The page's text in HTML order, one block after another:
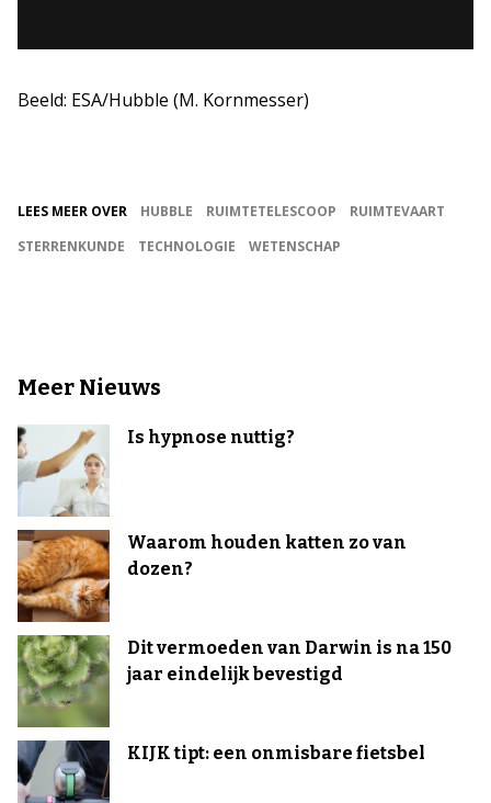
Beeld: ESA/Hubble (M. Kornmesser)
LEES MEER OVER HUBBLE RUIMTETELESCOOP
RUIMTEVAART
STERRENKUNDE
TECHNOLOGIE WETENSCHAP
Meer Nieuws
Is hypnose nuttig?
Waarom houden katten zo van
dozen?
Dit vermoeden van Darwin is na 150
jaar eindelijk bevestigd
KIJK tipt: een onmisbare fietsbel